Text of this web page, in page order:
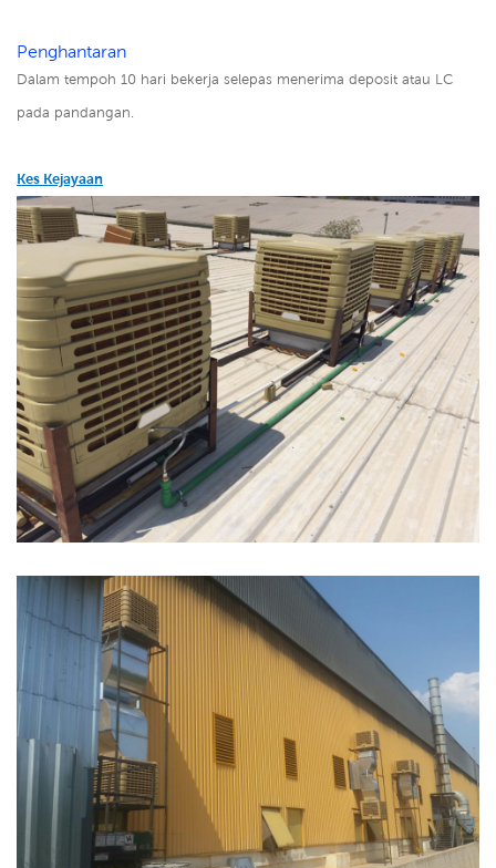
Penghantaran
Dalam tempoh 10 hari bekerja selepas menerima deposit atau LC
pada pandangan.
Kes Kejayaan